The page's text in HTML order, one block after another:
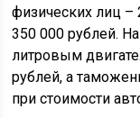
физических лиц –
350 000 рублей.
литровым
рублей, а
при стоимости